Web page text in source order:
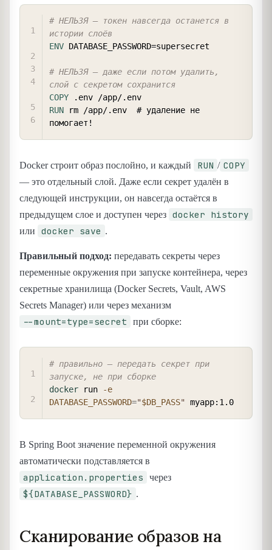
# НЕЛЬЗЯ — токен навсегда останется в
истории слоёв
ENV DATABASE_PASSWORD=supersecret
# НЕЛЬЗЯ — даже если потом удалить,
слой с секретом сохранится
COPY .env /app/.env
RUN rm /app/.env  # удаление не
помогает!
Docker строит образ послойно, и каждый RUN / COPY
— это отдельный слой. Даже если секрет удалён в
следующей инструкции, он навсегда остаётся в
предыдущем слое и доступен через docker history
или docker save .
Правильный подход: передавать секреты через
переменные окружения при запуске контейнера, через
секретные хранилища (Docker Secrets, Vault, AWS
Secrets Manager) или через механизм
--mount=type=secret при сборке:
# правильно — передать секрет при
запуске, не при сборке
docker run
-e
DATABASE_PASSWORD="$DB_PASS"
В Spring Boot значение переменной окружения
автоматически подставляется в
application.properties через
${DATABASE_PASSWORD} .
Сканирование образов на